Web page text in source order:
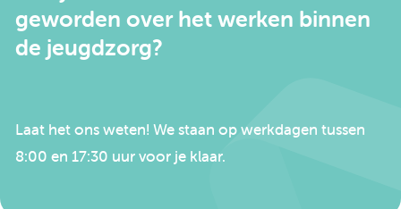
geworden over het werken binnen
de jeugdzorg?
Laat het ons weten! We staan op werkdagen tussen
8:00 en 17:30 uur voor je klaar.